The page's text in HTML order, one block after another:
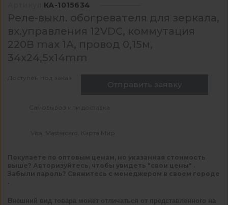
КА-1015634
Реле-выкл. обогревателя для зеркала,
вх.управления 12VDC, коммутация
220В max 1А, провод 0,15м,
34x24,5x14mm
Доступен под заказ
Отправить заявку
Самовывоз или доставка
Visa, Mastercard, Карта Мир
Покупаете по оптовым ценам, но указанная стоимость
выше? Авторизуйтесь, чтобы увидеть "свои цены" .
Забыли пароль? Свяжитесь с менеджером в своем городе
Внешний вид товара может отличаться от представленного на